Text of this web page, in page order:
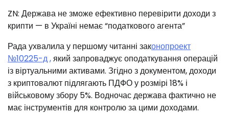
️️‍️ZN: Держава не зможе ефективно перевірити доходи з
крипти — в Україні немає “податкового агента”
Рада ухвалила у першому читанні законопроект
№10225-д ,який запроваджує оподаткування операцій
із віртуальними активами. Згідно з документом, доходи
з криптовалют підлягають ПДФО у розмірі 18% і
військовому збору 5%. Водночас держава фактично не
має інструментів для контролю за цими доходами.